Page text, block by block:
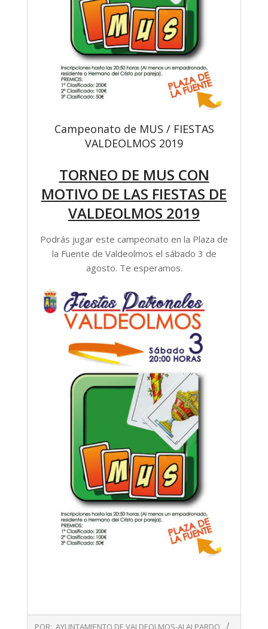
Campeonato de MUS / FIESTAS
VALDEOLMOS 2019
TORNEO DE MUS CON
MOTIVO DE LAS FIESTAS DE
VALDEOLMOS 2019
Podrás jugar este campeonato en la Plaza de
la Fuente de Valdeolmos el sábado 3 de
agosto. Te esperamos.
POR: AYUNTAMIENTO DE VALDEOLMOS-ALALPARDO